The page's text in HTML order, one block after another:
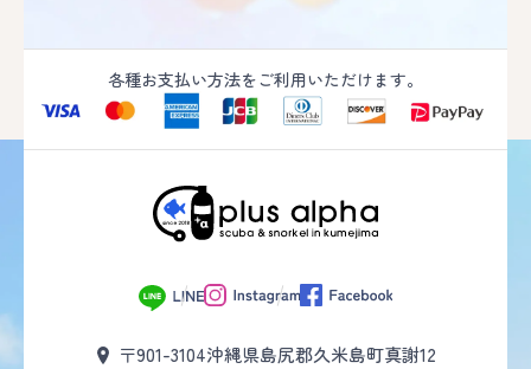
各種お支払い方法をご利用いただけます。
〒901-3104沖縄県島尻郡久米島町真謝12